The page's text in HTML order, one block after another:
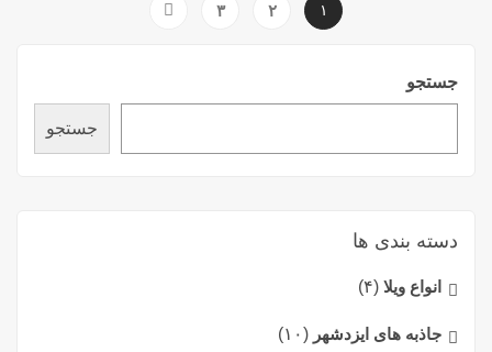
جستجو
جستجو
دسته بندی ها
انواع ویلا (۴)
جاذبه های ایزدشهر (۱۰)
۱ ۲ ۳